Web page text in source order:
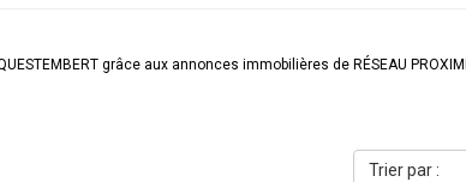
grâce aux annonces immobilières de RÉSEAU
Trier par :